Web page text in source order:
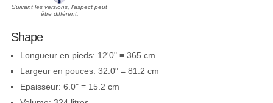
Suivant les versions, l'aspect peut
être différent.
Shape
Longueur en pieds: 12'0" ≡ 365 cm
Largeur en pouces: 32.0" ≡ 81.2 cm
Epaisseur: 6.0" ≡ 15.2 cm